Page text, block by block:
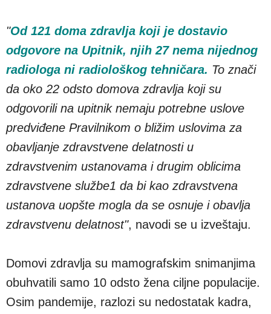
"Od 121 doma zdravlja koji je dostavio
odgovore na Upitnik, njih 27 nema nijednog
radiologa ni radiološkog tehničara. To znači
da oko 22 odsto domova zdravlja koji su
odgovorili na upitnik nemaju potrebne uslove
predviđene Pravilnikom o bližim uslovima za
obavljanje zdravstvene delatnosti u
zdravstvenim ustanovama i drugim oblicima
zdravstvene službe1 da bi kao zdravstvena
ustanova uopšte mogla da se osnuje i obavlja
zdravstvenu delatnost", navodi se u izveštaju.
Domovi zdravlja su mamografskim snimanjima
obuhvatili samo 10 odsto žena ciljne populacije.
Osim pandemije, razlozi su nedostatak kadra,